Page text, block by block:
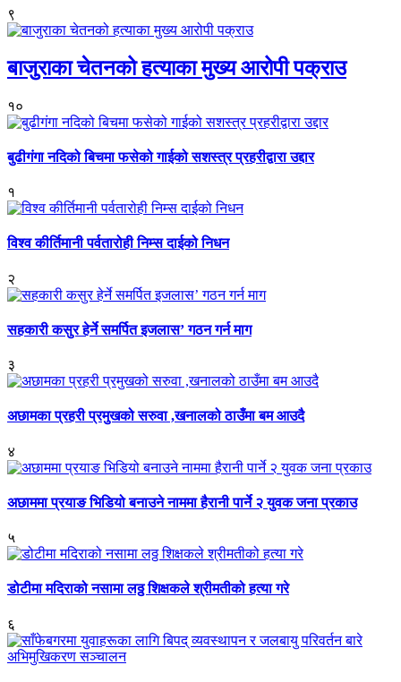
९
बाजुराका चेतनको हत्याका मुख्य आरोपी पक्राउ
१०
बुढीगंगा नदिको बिचमा फसेको गाईको सशस्त्र प्रहरीद्वारा उद्दार
१
विश्व कीर्तिमानी पर्वतारोही निम्स दाईको निधन
२
सहकारी कसुर हेर्ने समर्पित इजलास’ गठन गर्न माग
३
अछामका प्रहरी प्रमुखको सरुवा ,खनालको ठाउँमा बम आउदै
४
अछाममा प्रयाङ भिडियो बनाउने नाममा हैरानी पार्ने २ युवक जना प्रकाउ
५
डोटीमा मदिराको नसामा लठ्ठ शिक्षकले श्रीमतीको हत्या गरे
६